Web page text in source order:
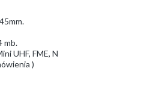
mb.
UHF, FME, N
)